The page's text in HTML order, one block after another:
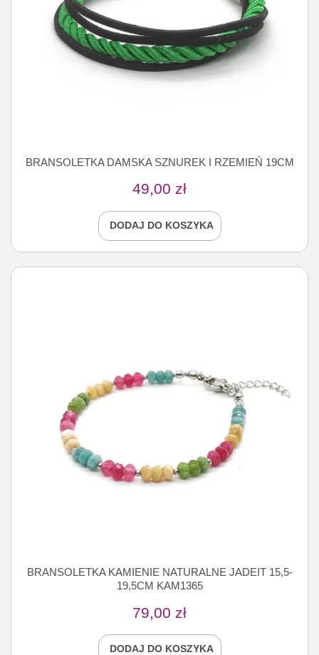
BRANSOLETKA DAMSKA SZNUREK I RZEMIEŃ 19CM
49,00 zł
DODAJ DO KOSZYKA
BRANSOLETKA KAMIENIE NATURALNE JADEIT 15,5-
19,5CM KAM1365
79,00 zł
DODAJ DO KOSZYKA